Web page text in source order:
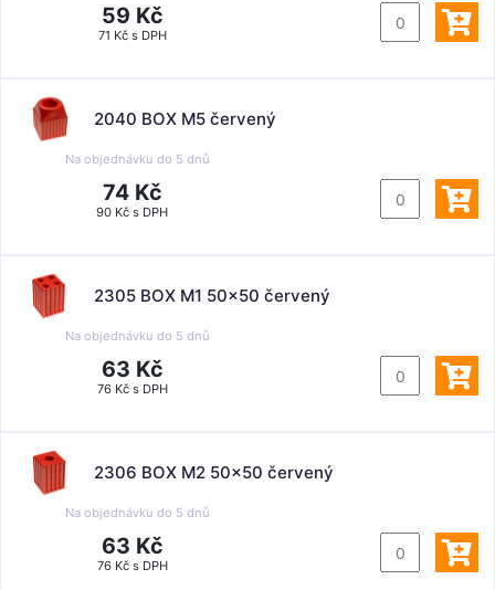
59 Kč
71 Kč s DPH
2040 BOX M5 červený
Na objednávku do 5 dnů
74 Kč
90 Kč s DPH
2305 BOX M1 50x50 červený
Na objednávku do 5 dnů
63 Kč
76 Kč s DPH
2306 BOX M2 50x50 červený
Na objednávku do 5 dnů
63 Kč
76 Kč s DPH